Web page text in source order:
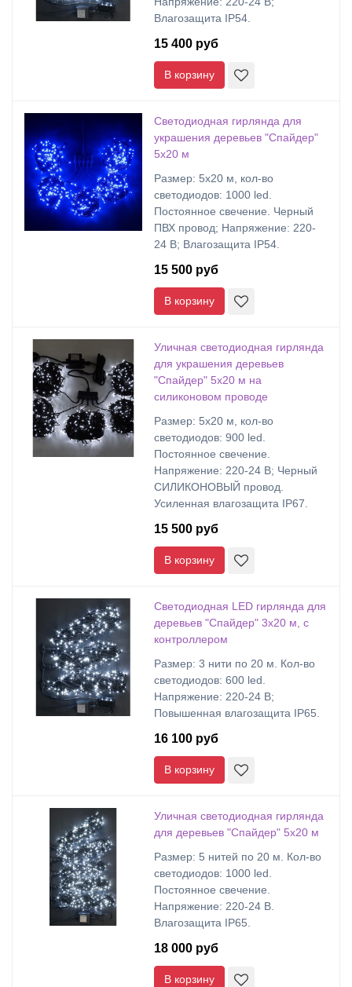
Влагозащита IP54.
15 400 руб
В корзину
Светодиодная гирлянда для
украшения деревьев "Спайдер"
5х20 м
Размер: 5х20 м, кол-во
светодиодов: 1000 led.
Постоянное свечение. Черный
ПВХ провод; Напряжение: 220-
24 В; Влагозащита IP54.
15 500 руб
В корзину
Уличная светодиодная гирлянда
для украшения деревьев
"Спайдер" 5х20 м на
силиконовом проводе
Размер: 5х20 м, кол-во
светодиодов: 900 led.
Постоянное свечение.
Напряжение: 220-24 В; Черный
СИЛИКОНОВЫЙ провод.
Усиленная влагозащита IP67.
15 500 руб
В корзину
Светодиодная LED гирлянда для
деревьев "Спайдер" 3х20 м, с
контроллером
Размер: 3 нити по 20 м. Кол-во
светодиодов: 600 led.
Напряжение: 220-24 В;
Повышенная влагозащита IP65.
16 100 руб
В корзину
Уличная светодиодная гирлянда
для деревьев "Спайдер" 5х20 м
Размер: 5 нитей по 20 м. Кол-во
светодиодов: 1000 led.
Постоянное свечение.
Напряжение: 220-24 В.
Влагозащита IP65.
18 000 руб
В корзину